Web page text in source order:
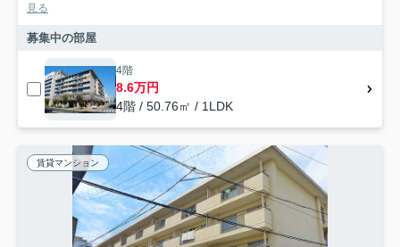
見る
募集中の部屋
4階
8.6万円
4階 / 50.76㎡ / 1LDK
賃貸マンション